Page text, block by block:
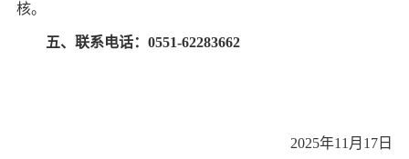
核。
五、联系电话：0551-62283662
2025年11月17日